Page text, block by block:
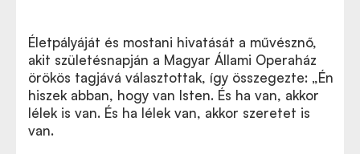
Életpályáját és mostani hivatását a művésznő,
akit születésnapján a Magyar Állami Operaház
örökös tagjává választottak, így összegezte: „Én
hiszek abban, hogy van Isten. És ha van, akkor
lélek is van. És ha lélek van, akkor szeretet is
van.